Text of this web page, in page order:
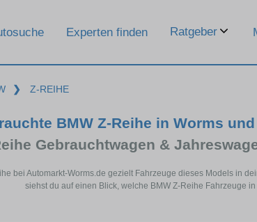
Experten finden Ratgeber
❯ Z-REIHE
BMW Z-Reihe in Worms
Gebrauchtwagen &
bei Automarkt-Worms.de gezielt Fahrzeuge dieses Models in
siehst du auf einen Blick, welche BMW Z-Reihe Fahrzeuge